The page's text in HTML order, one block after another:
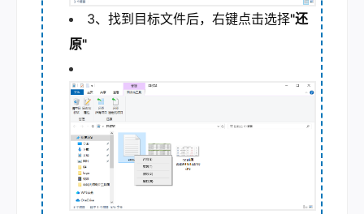
3、找到目标文件后，右键点击选择"还
原"